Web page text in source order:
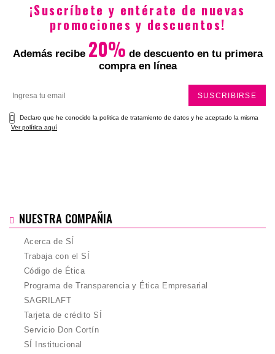
¡Suscríbete y entérate de nuevas
promociones y descuentos!
Además recibe 20% de descuento en tu primera
compra en línea
SUSCRIBIRSE
Declaro que he conocido la politica de tratamiento de datos y he aceptado la misma
Ver política aquí
NUESTRA COMPAÑIA
Acerca de SÍ
Trabaja con el SÍ
Código de Ética
Programa de Transparencia y Ética Empresarial
SAGRILAFT
Tarjeta de crédito SÍ
Servicio Don Cortín
SÍ Institucional